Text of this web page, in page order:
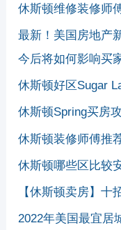
休斯顿维修装修师
最新！美国房地产
今后将如何影响买
休斯顿好区Sugar
休斯顿Spring买房
休斯顿装修师傅推
休斯顿哪些区比较
【休斯顿卖房】十
2022年美国最宜居